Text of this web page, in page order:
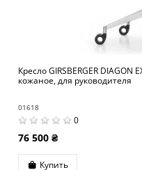
Кресло GIRSBERGER DIAGON
кожаное, для руководителя
01618
0
76 500 ₴
Купить